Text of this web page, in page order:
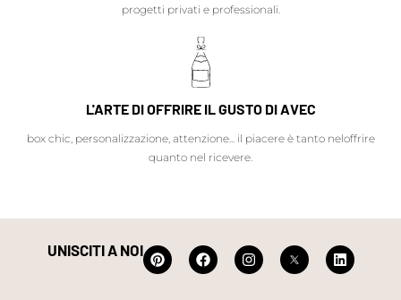
progetti privati e professionali.
L'ARTE DI OFFRIRE IL GUSTO DI AVEC
box chic, personalizzazione, attenzione... il piacere è tanto neloffrire
quanto nel ricevere.
UNISCITI A NOI